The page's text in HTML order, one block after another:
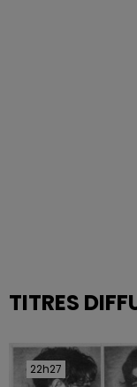
TITRES
22h27
22h27